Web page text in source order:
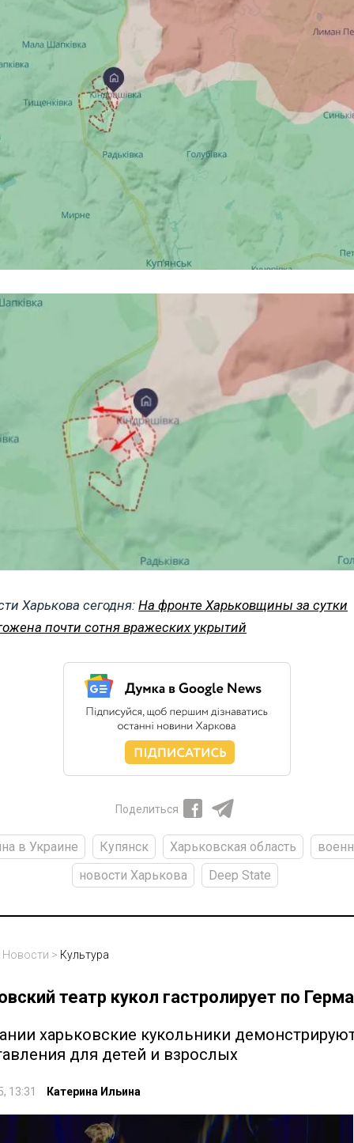
Харькова сегодня: На фронте Харьковщины за сутки
почти сотня вражеских укрытий
Поделиться
в Украине Купянск Харьковская область
новости Харькова
Deep State
Новости > Культура
театр кукол гастролирует по
харьковские кукольники
для детей и взрослых
13:31 Катерина Ильина